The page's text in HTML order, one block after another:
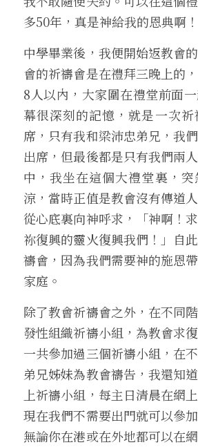
多50年，真是神給我的恩典啊！
中學畢業後，我便開始返教會
會的祈禱會是在禮拜三晚上的
8人以內，大家圍在禮堂前面
幕很深刻的記憶，就是一次
席，只有我和梁沛忠弟兄，我
出席，但最後都是只有我們兩
中，我坐在這個大禮堂裏，
涼，當時正值是教會沒有傳道
從心底裏向神呼求，「神啊！
祢復興的靈火復興我們！」自
禱會，因為我們需要神的施恩
家庭。
除了教會祈禱會之外，在不同
發性組織祈禱小組，為教會求
一共參加過三個祈禱小組，在
弟兄姊妹為教會禱告，我還知
上祈禱小組，每主日清晨在網
現在我們不需要出門就可以參
無論你在港或在外地都可以在